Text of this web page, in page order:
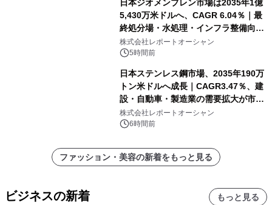
日本ジオメンブレン市場は2035年1億
5,430万米ドルへ、CAGR 6.04％｜最
終処分場・水処理・インフラ整備向け
需要拡大
株式会社レポートオーシャン
5時間前
日本ステンレス鋼市場、2035年190万
トン米ドルへ成長｜CAGR3.47％、建
設・自動車・製造業の需要拡大が市場
を牽引
株式会社レポートオーシャン
6時間前
ファッション・美容の新着をもっと見る
ビジネスの新着 もっと見る